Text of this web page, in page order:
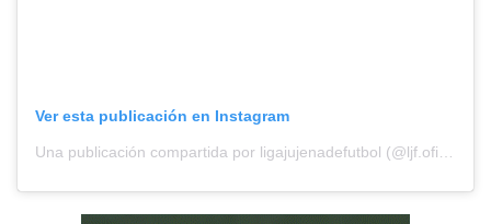
Ver esta publicación en Instagram
Una publicación compartida por ligajujenadefutbol (@ljf.oficial)